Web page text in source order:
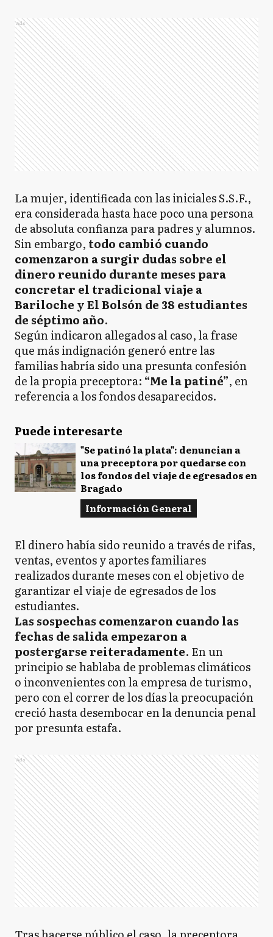
Ads
La mujer, identificada con las iniciales S.S.F.,
era considerada hasta hace poco una persona
de absoluta confianza para padres y alumnos.
Sin embargo, todo cambió cuando
comenzaron a surgir dudas sobre el
dinero reunido durante meses para
concretar el tradicional viaje a
Bariloche y El Bolsón de 38 estudiantes
de séptimo año.
Según indicaron allegados al caso, la frase
que más indignación generó entre las
familias habría sido una presunta confesión
de la propia preceptora: “Me la patiné”, en
referencia a los fondos desaparecidos.
Puede interesarte
"Se patinó la plata": denuncian a
una preceptora por quedarse con
los fondos del viaje de egresados en
Bragado
Información General
El dinero había sido reunido a través de rifas,
ventas, eventos y aportes familiares
realizados durante meses con el objetivo de
garantizar el viaje de egresados de los
estudiantes.
Las sospechas comenzaron cuando las
fechas de salida empezaron a
postergarse reiteradamente. En un
principio se hablaba de problemas climáticos
o inconvenientes con la empresa de turismo,
pero con el correr de los días la preocupación
creció hasta desembocar en la denuncia penal
por presunta estafa.
Ads